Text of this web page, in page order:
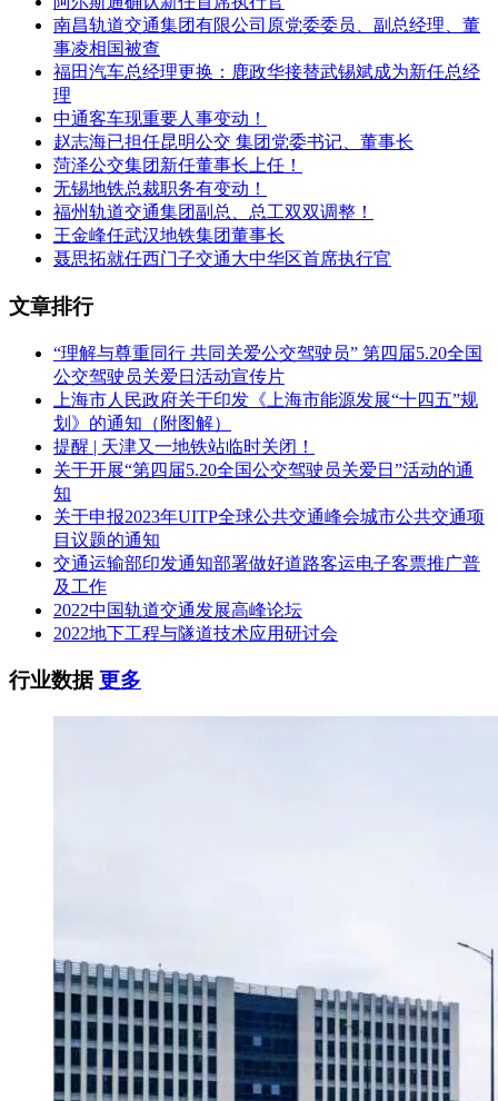
南昌轨道交通集团有限公司原党委委员、副总经理、董
事凌相国被查
福田汽车总经理更换：鹿政华接替武锡斌成为新任总经
理
中通客车现重要人事变动！
赵志海已担任昆明公交 集团党委书记、董事长
菏泽公交集团新任董事长上任！
无锡地铁总裁职务有变动！
福州轨道交通集团副总、总工双双调整！
王金峰任武汉地铁集团董事长
聂思拓就任西门子交通大中华区首席执行官
文章排行
“理解与尊重同行 共同关爱公交驾驶员” 第四届5.20全国
公交驾驶员关爱日活动宣传片
上海市人民政府关于印发《上海市能源发展“十四五”规
划》的通知（附图解）
提醒 | 天津又一地铁站临时关闭！
关于开展“第四届5.20全国公交驾驶员关爱日”活动的通
知
关于申报2023年UITP全球公共交通峰会城市公共交通项
目议题的通知
交通运输部印发通知部署做好道路客运电子客票推广普
及工作
2022中国轨道交通发展高峰论坛
2022地下工程与隧道技术应用研讨会
行业数据更多